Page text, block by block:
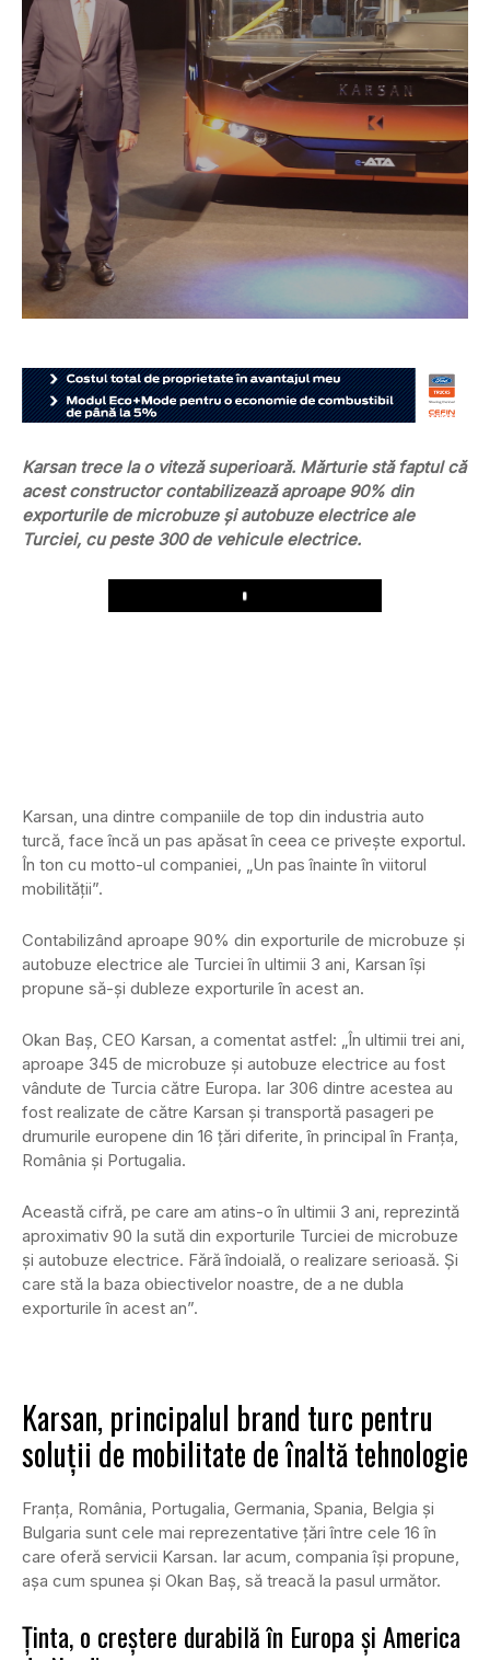
Karsan trece la o viteză superioară. Mărturie stă faptul că
acest constructor contabilizează aproape 90% din
exporturile de microbuze și autobuze electrice ale
Turciei, cu peste 300 de vehicule electrice.
Play
Karsan, una dintre companiile de top din industria auto
turcă, face încă un pas apăsat în ceea ce privește exportul.
În ton cu motto-ul companiei, „Un pas înainte în viitorul
mobilității”.
Contabilizând aproape 90% din exporturile de microbuze și
autobuze electrice ale Turciei în ultimii 3 ani, Karsan își
propune să-și dubleze exporturile în acest an.
Okan Baş, CEO Karsan, a comentat astfel: „În ultimii trei ani,
aproape 345 de microbuze şi autobuze electrice au fost
vândute de Turcia către Europa. Iar 306 dintre acestea au
fost realizate de către Karsan și transportă pasageri pe
drumurile europene din 16 țări diferite, în principal în Franța,
România și Portugalia.
Această cifră, pe care am atins-o în ultimii 3 ani, reprezintă
aproximativ 90 la sută din exporturile Turciei de microbuze
și autobuze electrice. Fără îndoială, o realizare serioasă. Și
care stă la baza obiectivelor noastre, de a ne dubla
exporturile în acest an”.
Karsan, principalul brand turc pentru
soluții de mobilitate de înaltă tehnologie
Franța, România, Portugalia, Germania, Spania, Belgia și
Bulgaria sunt cele mai reprezentative țări între cele 16 în
care oferă servicii Karsan. Iar acum, compania își propune,
așa cum spunea și Okan Baş, să treacă la pasul următor.
Ținta, o creștere durabilă în Europa și America